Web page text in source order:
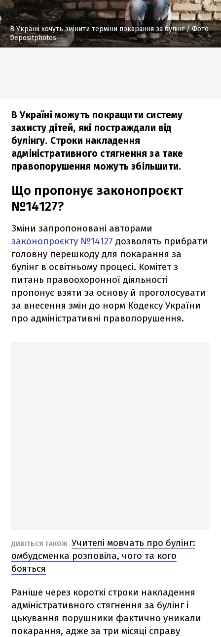
В Україні хочуть змінити терміни покарання за булінг/ Фото
Depositphotos
В Україні можуть покращити систему
захисту дітей, які постраждали від
булінгу. Строки накладення
адміністративного стягнення за таке
правопорушення можуть збільшити.
Що пропонує законопроєкт
№14127?
Зміни запропоновані авторами
законопроєкту №14127 дозволять прибрати
головну перешкоду для покарання за
булінг в освітньому процесі. Комітет з
питань правоохоронної діяльності
пропонує взяти за основу й проголосувати
за внесення змін до норм Кодексу України
про адміністративні правопорушення.
ДИВІТЬСЯ ТАКОЖ Учителі мовчать про булінг:
омбудсменка розповіла, чого та кого
бояться
Раніше через короткі строки накладення
адміністративного стягнення за булінг і
цькування порушники фактично уникали
покарання, адже за три місяці справу